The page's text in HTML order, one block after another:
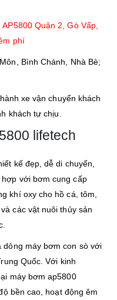
Quận 2, Gò Vấp,
phí
Bình Chánh, Nhà Bè;
xe vận chuyển khách
khách tự chịu.
lifetech
kế đẹp, dễ di chuyển,
hợp với bơm cung cấp
khí oxy cho hồ cá, tôm,
các vật nuôi thủy sản
dỏng máy bơm con sò với
Quốc. Với kinh
máy bơm ap5800
bền cao, hoạt động êm